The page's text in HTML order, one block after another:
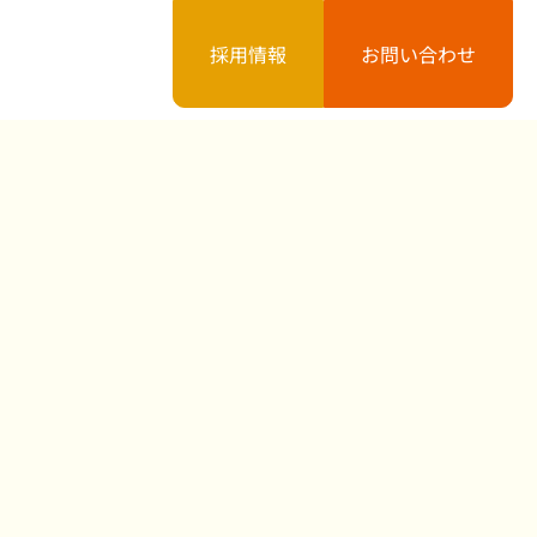
採用情報 お問い合わせ